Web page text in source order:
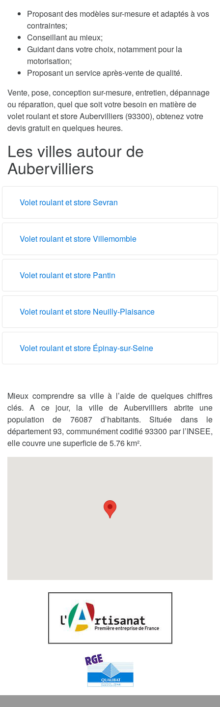
Proposant des modèles sur-mesure et adaptés à vos
contraintes;
Conseillant au mieux;
Guidant dans votre choix, notamment pour la
motorisation;
Proposant un service après-vente de qualité.
Vente, pose, conception sur-mesure, entretien, dépannage
ou réparation, quel que soit votre besoin en matière de
volet roulant et store Aubervilliers (93300), obtenez votre
devis gratuit en quelques heures.
Les villes autour de
Aubervilliers
Volet roulant et store Sevran
Volet roulant et store Villemomble
Volet roulant et store Pantin
Volet roulant et store Neuilly-Plaisance
Volet roulant et store Épinay-sur-Seine
Mieux comprendre sa ville à l’aide de quelques chiffres
clés. A ce jour, la ville de Aubervilliers abrite une
population de 76087 d’habitants. Située dans le
département 93, communément codifié 93300 par l’INSEE,
elle couvre une superficie de 5.76 km².